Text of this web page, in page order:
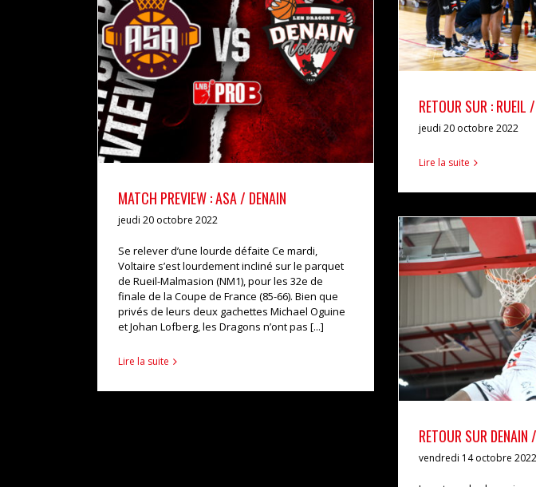
MATCH PREVIEW : ASA / DENAIN
actualités pro b
MATCH PREVIEW : ASA / DENAIN
jeudi 20 octobre 2022
Se relever d’une lourde défaite Ce mardi,
Voltaire s’est lourdement incliné sur le parquet
de Rueil-Malmasion (NM1), pour les 32e de
finale de la Coupe de France (85-66). Bien que
privés de leurs deux gachettes Michael Oguine
et Johan Lofberg, les Dragons n’ont pas [...]
Lire la suite
RETOUR SUR : RUEIL
jeudi 20 octobre 2022
Lire la suite
RETOUR SUR
RETOUR SUR DENAIN
vendredi 14 octobre 2022